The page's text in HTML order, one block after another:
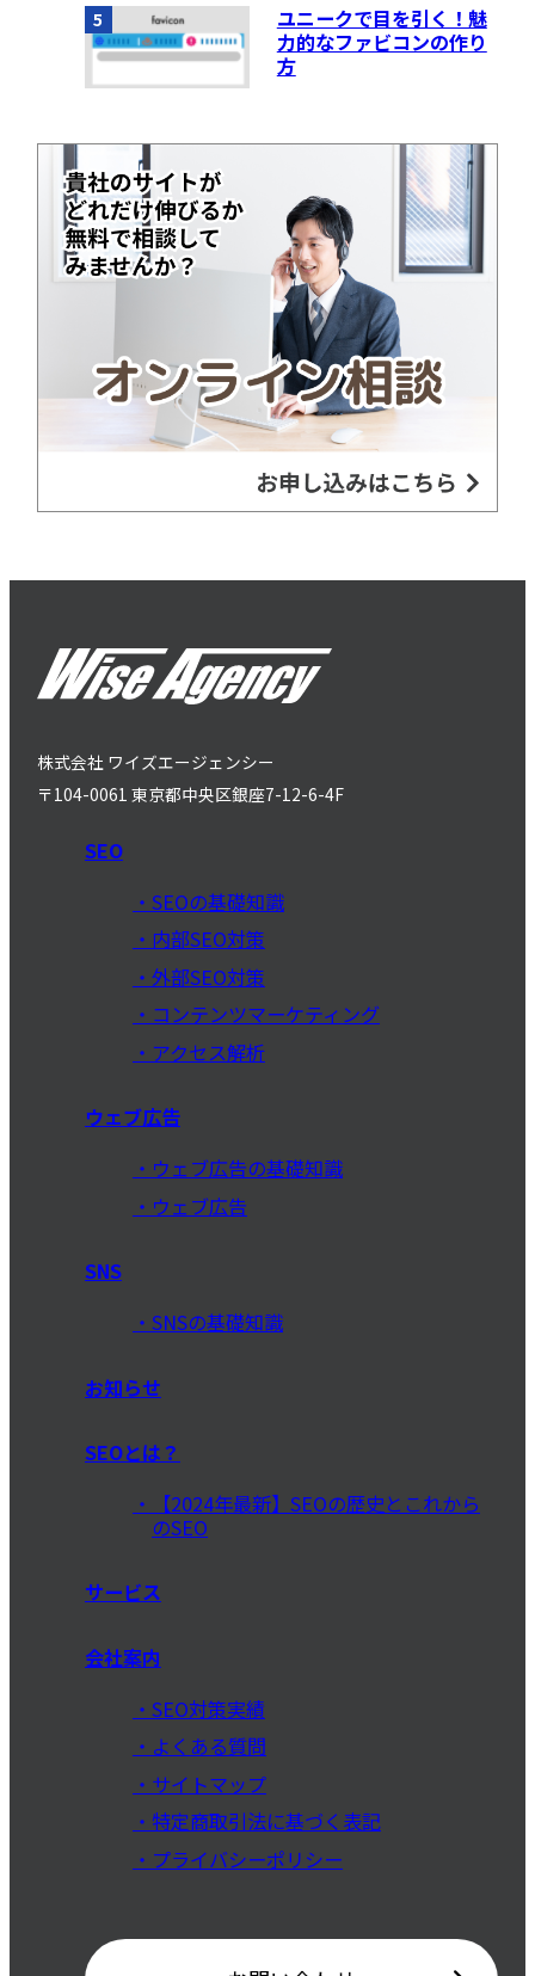
5
ユニークで目を引く！魅
力的なファビコンの作り
方
株式会社 ワイズエージェンシー
〒104-0061 東京都中央区銀座7-12-6-4F
SEO
SEOの基礎知識
内部SEO対策
外部SEO対策
コンテンツマーケティング
アクセス解析
ウェブ広告
ウェブ広告の基礎知識
ウェブ広告
SNS
SNSの基礎知識
お知らせ
SEOとは？
【2024年最新】SEOの歴史とこれから
のSEO
サービス
会社案内
SEO対策実績
よくある質問
サイトマップ
特定商取引法に基づく表記
プライバシーポリシー